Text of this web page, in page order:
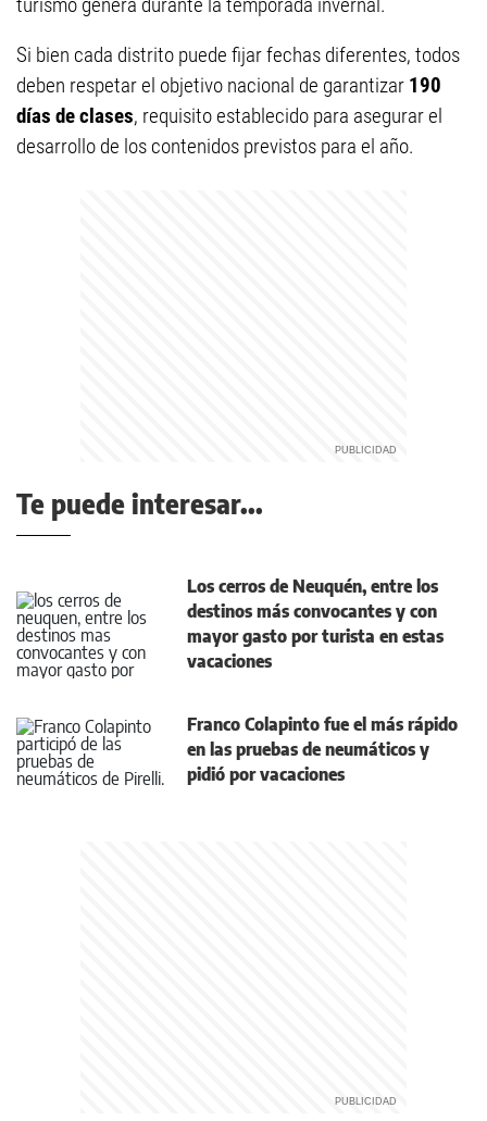
turismo genera durante la temporada invernal.
Si bien cada distrito puede fijar fechas diferentes, todos
deben respetar el objetivo nacional de garantizar 190
días de clases, requisito establecido para asegurar el
desarrollo de los contenidos previstos para el año.
Te puede interesar...
Los cerros de Neuquén, entre los
destinos más convocantes y con
mayor gasto por turista en estas
vacaciones
Franco Colapinto fue el más rápido
en las pruebas de neumáticos y
pidió por vacaciones